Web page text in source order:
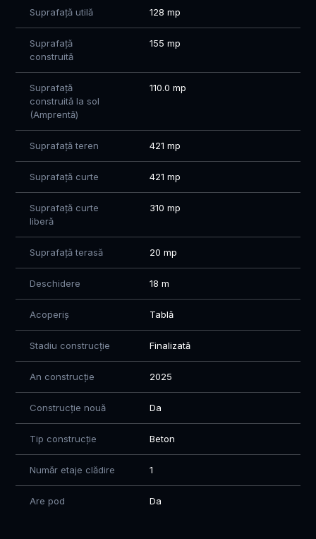
Suprafață utilă 128 mp
Suprafață
construită
155 mp
Suprafață
construită la sol
(Amprentă)
110.0 mp
Suprafață teren 421 mp
Suprafață curte 421 mp
Suprafață curte
liberă
310 mp
Suprafață terasă 20 mp
Deschidere 18 m
Acoperiș Tablă
Stadiu construcție Finalizată
An construcție 2025
Construcție nouă Da
Tip construcție Beton
Număr etaje clădire 1
Are pod Da